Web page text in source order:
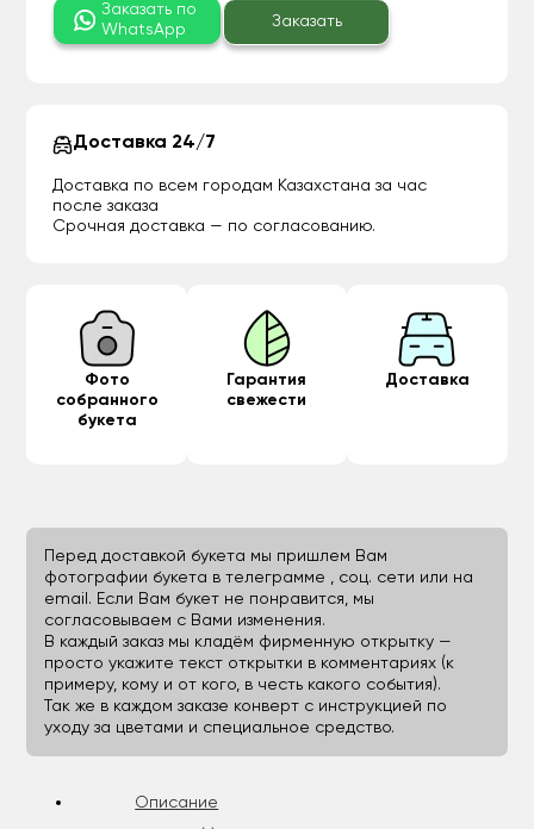
Заказать по
WhatsApp
Заказать
Доставка 24/7
Доставка по всем городам Казахстана за час
после заказа
Срочная доставка — по согласованию.
Фото
собранного
букета
Гарантия
свежести
Доставка
Перед доставкой букета мы пришлем Вам
фотографии букета в телеграмме , соц. сети или на
email. Если Вам букет не понравится, мы
согласовываем с Вами изменения.
В каждый заказ мы кладём фирменную открытку —
просто укажите текст открытки в комментариях (к
примеру, кому и от кого, в честь какого события).
Так же в каждом заказе конверт с инструкцией по
уходу за цветами и специальное средство.
Описание